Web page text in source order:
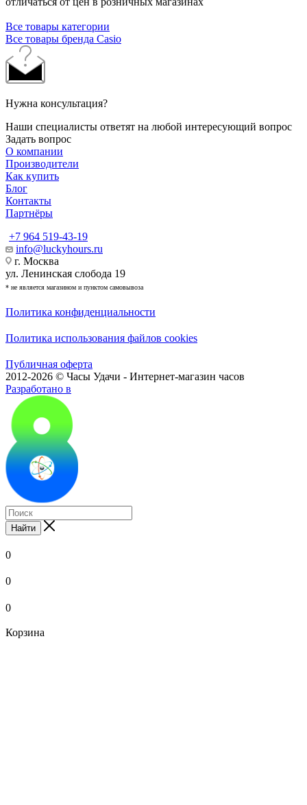
Все товары категории
Все товары бренда Casio
Нужна консультация?
Наши специалисты ответят на любой интересующий вопрос
Задать вопрос
О компании
Производители
Как купить
Блог
Контакты
Партнёры
+7 964 519-43-19
info@luckyhours.ru
г. Москва
ул. Ленинская слобода 19
* не является магазином и пунктом самовывоза
Политика конфиденциальности
Политика использования файлов cookies
Публичная оферта
2012-2026 © Часы Удачи - Интернет-магазин часов
Разработано в
Найти
0
0
0
Корзина